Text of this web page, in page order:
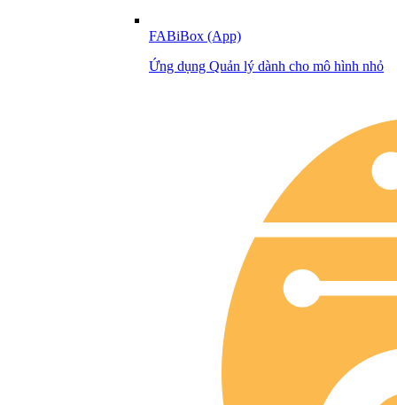
FABiBox (App)
Ứng dụng Quản lý dành cho mô hình nhỏ